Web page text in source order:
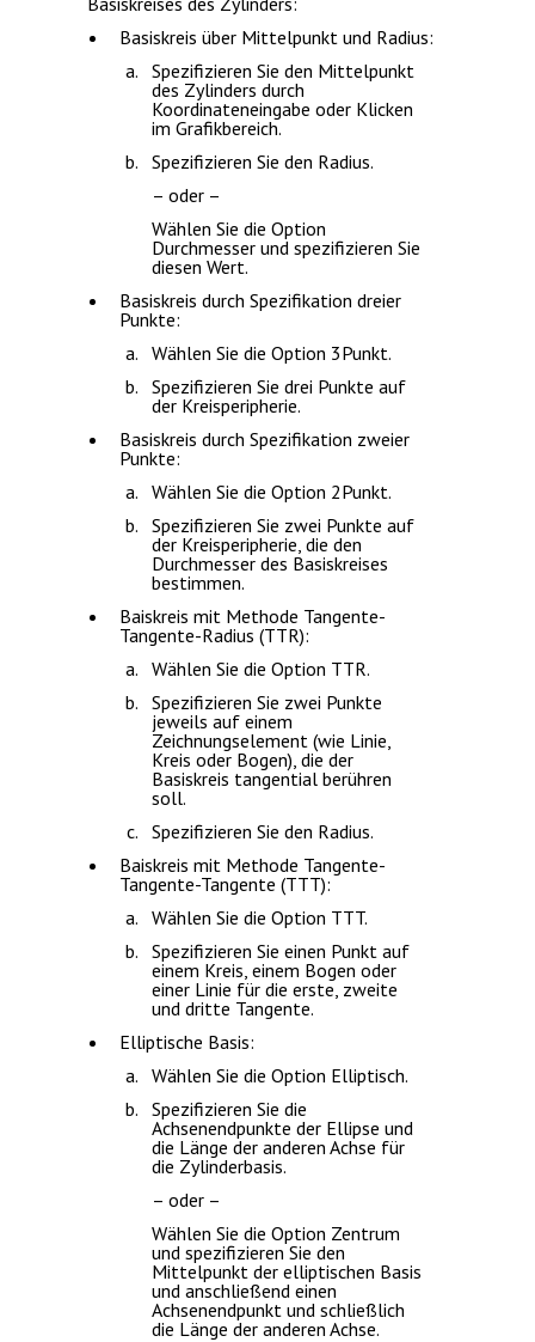
Basiskreis über Mittelpunkt und Radius:
Spezifizieren Sie den Mittelpunkt
des Zylinders durch
Koordinateneingabe oder Klicken
im Grafikbereich.
Spezifizieren Sie den Radius.
– oder –
Wählen Sie die Option
Durchmesser und spezifizieren Sie
diesen Wert.
Basiskreis durch Spezifikation dreier
Punkte:
Wählen Sie die Option 3Punkt.
Spezifizieren Sie drei Punkte auf
der Kreisperipherie.
Basiskreis durch Spezifikation zweier
Punkte:
Wählen Sie die Option 2Punkt.
Spezifizieren Sie zwei Punkte auf
der Kreisperipherie, die den
Durchmesser des Basiskreises
bestimmen.
Baiskreis mit Methode Tangente-
Tangente-Radius (TTR):
Wählen Sie die Option TTR.
Spezifizieren Sie zwei Punkte
jeweils auf einem
Zeichnungselement (wie Linie,
Kreis oder Bogen), die der
Basiskreis tangential berühren
soll.
Spezifizieren Sie den Radius.
Baiskreis mit Methode Tangente-
Tangente-Tangente (TTT):
Wählen Sie die Option TTT.
Spezifizieren Sie einen Punkt auf
einem Kreis, einem Bogen oder
einer Linie für die erste, zweite
und dritte Tangente.
Elliptische Basis:
Wählen Sie die Option Elliptisch.
Spezifizieren Sie die
Achsenendpunkte der Ellipse und
die Länge der anderen Achse für
die Zylinderbasis.
– oder –
Wählen Sie die Option Zentrum
und spezifizieren Sie den
Mittelpunkt der elliptischen Basis
und anschließend einen
Achsenendpunkt und schließlich
die Länge der anderen Achse.